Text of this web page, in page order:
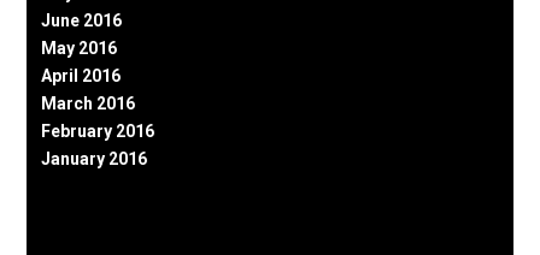
June 2016
May 2016
April 2016
March 2016
February 2016
January 2016